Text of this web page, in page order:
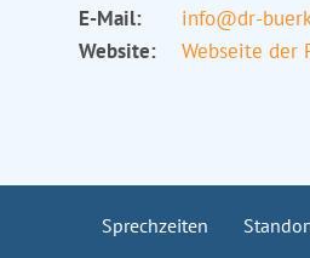
E-Mail:
info@dr-
Website:
Webseite der
Sprechzeiten